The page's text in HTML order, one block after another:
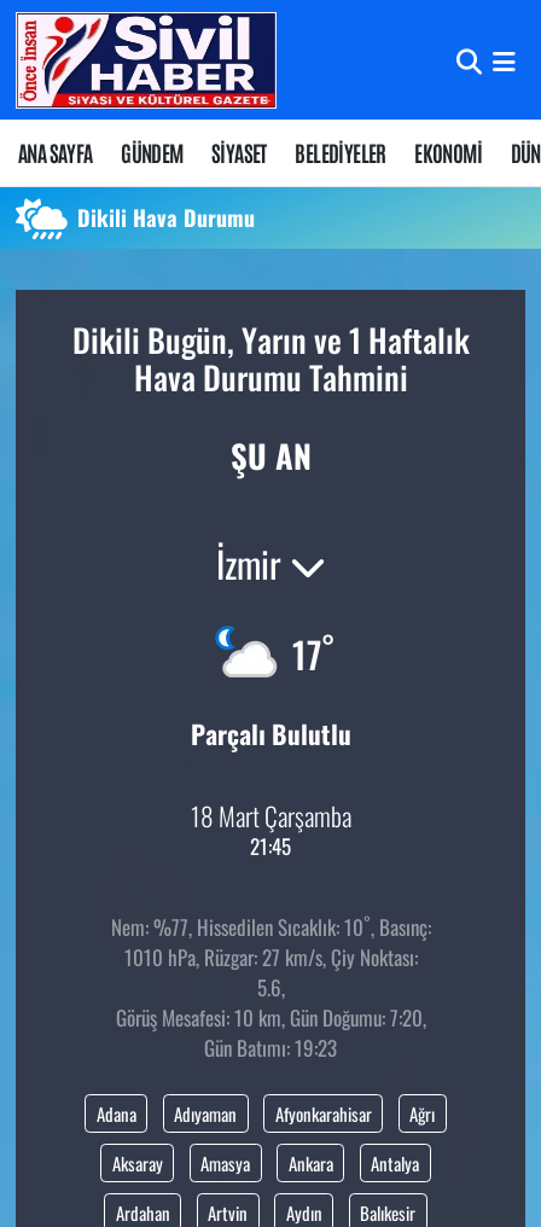
ANA SAYFA GÜNDEM SİYASET BELEDİYELER EKONOMİ
Dikili Hava Durumu
Dikili Bugün, Yarın ve 1 Haftalık
Hava Durumu Tahmini
ŞU AN
İzmir
17°
Parçalı Bulutlu
18 Mart Çarşamba
21:45
Nem: %77, Hissedilen Sıcaklık: 10°, Basınç:
1010 hPa, Rüzgar: 27 km/s, Çiy Noktası:
5.6,
Görüş Mesafesi: 10 km, Gün Doğumu: 7:20,
Gün Batımı: 19:23
Adana Adıyaman Afyonkarahisar
Ağrı
Aksaray
Amasya Ankara
Antalya
Ardahan
Artvin Aydın
Balıkesir
Nöbetçi Eczaneler
Hava Durumu
Namaz Vakitleri
Süper Lig Puan Durumu ve Fikstür
Tüm Manşetler
Son Dakika Haberleri